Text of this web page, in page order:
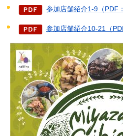
参加店舗紹介1-9（PDF
参加店舗紹介10-21（